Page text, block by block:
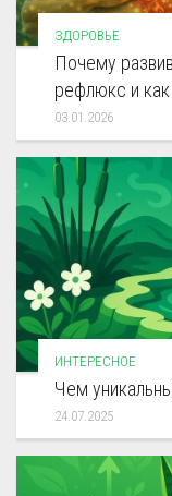
ЗДОРОВЬЕ
Почему
рефлюкс и
03.01.2026
ИНТЕРЕСНОЕ
Чем
24.07.2025